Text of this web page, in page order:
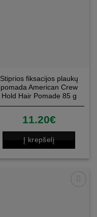
Stiprios fiksacijos plaukų
pomada American Crew
Hold Hair Pomade 85 g
11.20€
Į krepšelį